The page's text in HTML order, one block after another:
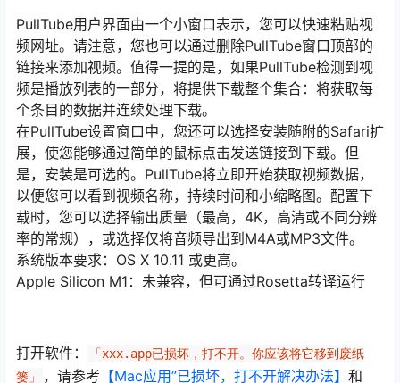
PullTube用户界面由一个小窗口表示，您可以快速粘贴视
频网址。请注意，您也可以通过删除PullTube窗口顶部的
链接来添加视频。值得一提的是，如果PullTube检测到视
频是播放列表的一部分，将提供下载整个集合：将获取每
个条目的数据并连续处理下载。
在PullTube设置窗口中，您还可以选择安装随附的Safari扩
展，使您能够通过简单的鼠标点击发送链接到下载。但
是，安装是可选的。PullTube将立即开始获取视频数据，
以便您可以看到视频名称，持续时间和小缩略图。配置下
载时，您可以选择输出质量（最高，4K，高清或不同分辨
率的常规），或选择仅将音频导出到M4A或MP3文件。
系统版本要求：OS X 10.11 或更高。
Apple Silicon M1：未兼容，但可通过Rosetta转译运行
打开软件：
「xxx.app已损坏，打不开。你应该将它移到废纸
篓」
，请参考 【Mac应用”已损坏，打不开解决办法】 和